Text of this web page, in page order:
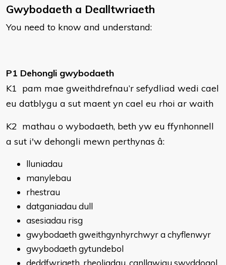
Gwybodaeth a Dealltwriaeth
You need to know and understand:
P1 Dehongli gwybodaeth
K1 pam mae gweithdrefnau’r sefydliad wedi cael
eu datblygu a sut maent yn cael eu rhoi ar waith
K2 mathau o wybodaeth, beth yw eu ffynhonnell
a sut i'w dehongli mewn perthynas â:
lluniadau
manylebau
rhestrau
datganiadau dull
asesiadau risg
gwybodaeth gweithgynhyrchwyr a chyflenwyr
gwybodaeth gytundebol
deddfwriaeth, rheoliadau, canllawiau swyddogol